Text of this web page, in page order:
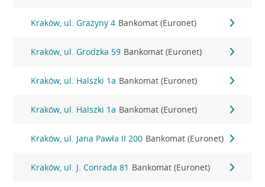
Kraków, ul. Grażyny 4 Bankomat (Euronet)
Kraków, ul. Grodzka 59 Bankomat (Euronet)
Kraków, ul. Halszki 1a Bankomat (Euronet)
Kraków, ul. Halszki 1a Bankomat (Euronet)
Kraków, ul. Jana Pawła II 200 Bankomat (Euronet)
Kraków, ul. J. Conrada 81 Bankomat (Euronet)